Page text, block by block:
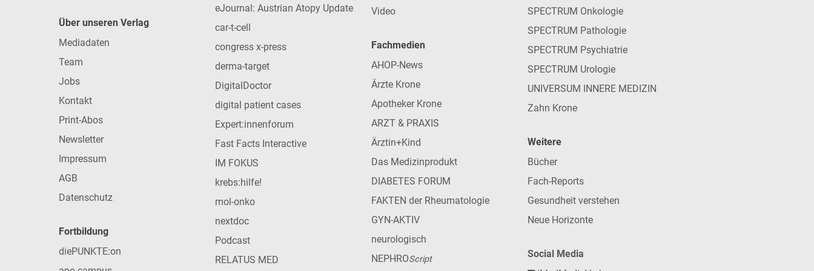
Über unseren Verlag
Mediadaten
Team
Jobs
Kontakt
Print-Abos
Newsletter
Impressum
AGB
Datenschutz
Fortbildung
diePUNKTE:on
eJournal: Austrian Atopy Update
car-t-cell
congress x-press
derma-target
DigitalDoctor
digital patient cases
Expert:innenforum
Fast Facts Interactive
IM FOKUS
krebs:hilfe!
mol-onko
nextdoc
Podcast
RELATUS MED
Video
Fachmedien
AHOP-News
Ärzte Krone
Apotheker Krone
ARZT & PRAXIS
Ärztin+Kind
Das Medizinprodukt
DIABETES FORUM
FAKTEN der Rheumatologie
GYN-AKTIV
neurologisch
NEPHROScript
SPECTRUM Onkologie
SPECTRUM Pathologie
SPECTRUM Psychiatrie
SPECTRUM Urologie
UNIVERSUM INNERE MEDIZIN
Zahn Krone
Weitere
Bücher
Fach-Reports
Gesundheit verstehen
Neue Horizonte
Social Media